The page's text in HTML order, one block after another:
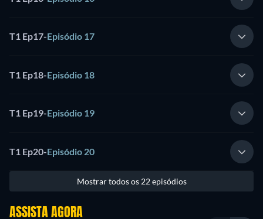
T1 Ep17-Episódio 17
T1 Ep18-Episódio 18
T1 Ep19-Episódio 19
T1 Ep20-Episódio 20
Mostrar todos os 22 episódios
ASSISTA AGORA